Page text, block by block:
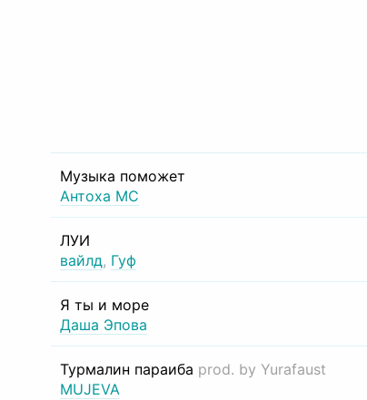
Музыка поможет
Антоха МС
ЛУИ
вайлд, Гуф
Я ты и море
Даша Эпова
Турмалин параиба prod. by Yurafaust
MUJEVA